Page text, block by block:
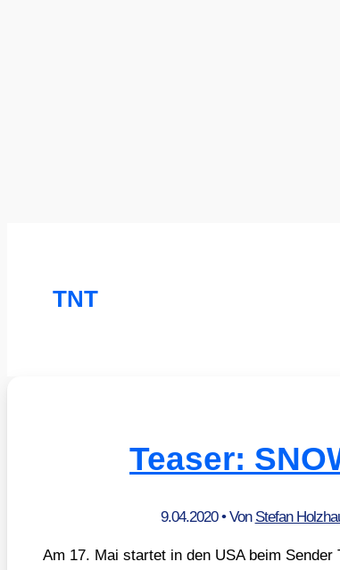
TNT
Teaser:
9.04.2020• Von Stefan
Am 17. Mai star­tet in den USA beim Sen­der